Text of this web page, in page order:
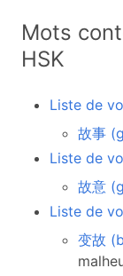
Mots
HSK
Liste de
故事
Liste de
故意
Liste de
变故